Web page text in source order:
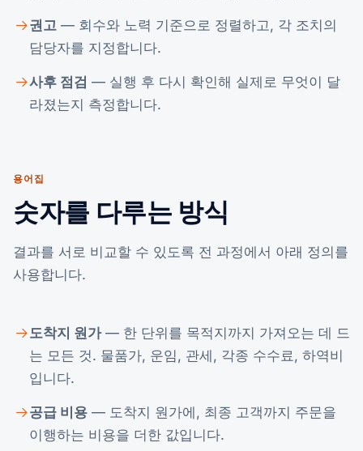
권고 — 회수와 노력 기준으로 정렬하고, 각 조치의
담당자를 지정합니다.
사후 점검 — 실행 후 다시 확인해 실제로 무엇이 달
라졌는지 측정합니다.
용어집
숫자를 다루는 방식
결과를 서로 비교할 수 있도록 전 과정에서 아래 정의를
사용합니다.
도착지 원가— 한 단위를 목적지까지 가져오는 데 드
는 모든 것. 물품가, 운임, 관세, 각종 수수료, 하역비
입니다.
공급 비용 — 도착지 원가에, 최종 고객까지 주문을
이행하는 비용을 더한 값입니다.